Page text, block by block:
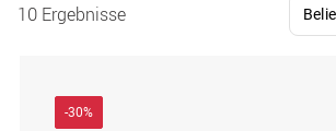
10 Ergebnisse
-30%